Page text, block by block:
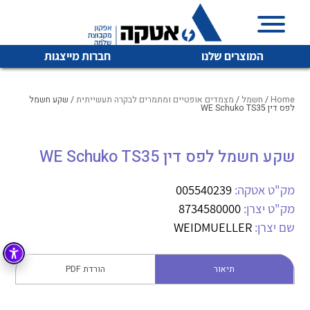
המוצרים שלנו חברות מייצגות
איכות | שרות | זמינות
והפצה של מוצרי
מיתוג, בקרה , ואינסטלציה חשמלית ופעילה ב7 תחומים:
חשמל מיתוג ואינסטלציה חשמלית
בקרה
זיווד
לכל מוצרי היצרן לכל מוצרי היצרן
לכל מוצרי היצרן לכל מוצרי היצרן
Home
/ חשמל / מצמדים אופטיים ומתמרים לבקרה תעשייתית/ שקע חשמל
לפס דין WE Schuko TS35
שקע חשמל לפס דין WE Schuko TS35
מק"ט אטקה: 005540239
מק"ט יצרן: 8734580000
שם יצרן: WEIDMUELLER
תיאור הורדת PDF